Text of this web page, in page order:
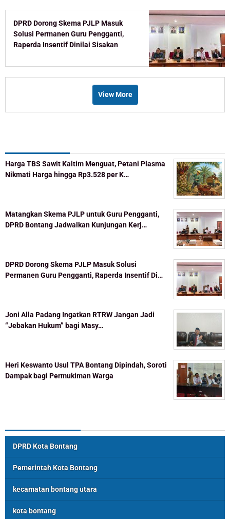
DPRD Dorong Skema PJLP Masuk
Solusi Permanen Guru Pengganti,
Raperda Insentif Dinilai Sisakan
View More
Harga TBS Sawit Kaltim Menguat, Petani Plasma
Nikmati Harga hingga Rp3.528 per K…
Matangkan Skema PJLP untuk Guru Pengganti,
DPRD Bontang Jadwalkan Kunjungan Kerj…
DPRD Dorong Skema PJLP Masuk Solusi
Permanen Guru Pengganti, Raperda Insentif Di…
Joni Alla Padang Ingatkan RTRW Jangan Jadi
“Jebakan Hukum” bagi Masy…
Heri Keswanto Usul TPA Bontang Dipindah, Soroti
Dampak bagi Permukiman Warga
DPRD Kota Bontang
Pemerintah Kota Bontang
kecamatan bontang utara
kota bontang